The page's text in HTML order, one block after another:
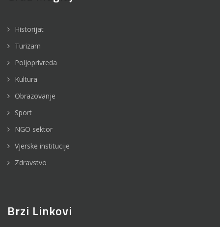
Historijat
Turizam
Poljoprivreda
Kultura
Obrazovanje
Sport
NGO sektor
Vjerske institucije
Zdravstvo
Brzi Linkovi